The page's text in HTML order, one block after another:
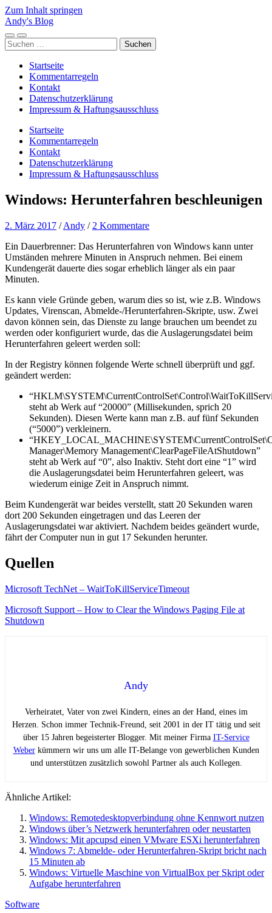
Zum Inhalt springen
Andy's Blog
Mobile-
Menü
Suchfeld
ein-/ausblenden
Suchen
nach:
Startseite
Kommentarregeln
Kontakt
Datenschutzerklärung
Impressum & Haftungsausschluss
Startseite
Kommentarregeln
Kontakt
Datenschutzerklärung
Impressum & Haftungsausschluss
Windows: Herunterfahren beschleunigen
2. März 2017 /Andy / 2 Kommentare
Ein Dauerbrenner: Das Herunterfahren von Windows kann unter
Umständen mehrere Minuten in Anspruch nehmen. Bei einem
Kundengerät dauerte dies sogar erheblich länger als ein paar
Minuten.
Es kann viele Gründe geben, warum dies so ist, wie z.B. Windows
Updates, Virenscan, Abmelde-/Herunterfahren-Skripte, usw. Zwei
davon können sein, das Dienste zu lange brauchen um beendet zu
werden oder konfiguriert wurde, das die Auslagerungsdatei beim
Herunterfahren geleert werden soll:
In der Registry können folgende Werte schnell überprüft und ggf.
geändert werden:
steht ab Werk auf “20000” (Millisekunden, sprich 20
Sekunden). Diesen Werte kann man z.B. auf fünf Sekunden
(“5000”) verkleinern.
Manager\Memory Management\ClearPageFileAtShutdown”
steht ab Werk auf “0”, also Inaktiv. Steht dort eine “1” wird
die Auslagerungsdatei beim Herunterfahren geleert, was
wiederum einige Zeit in Anspruch nimmt.
Beim Kundengerät war beides verstellt, statt 20 Sekunden waren
dort 200 Sekunden eingetragen und das Leeren der
Auslagerungsdatei war aktiviert. Nachdem beides geändert wurde,
fährt der Computer nun in gut 17 Sekunden herunter.
Quellen
Microsoft TechNet – WaitToKillServiceTimeout
Microsoft Support – How to Clear the Windows Paging File at
Shutdown
Andy
Verheiratet, Vater von zwei Kindern, eines an der Hand, eines im
Herzen. Schon immer Technik-Freund, seit 2001 in der IT tätig und seit
über 15 Jahren begeisterter Blogger. Mit meiner Firma IT-Service
Weberkümmern wir uns um alle IT-Belange von gewerblichen Kunden
und unterstützen zusätzlich sowohl Partner als auch Kollegen.
Ähnliche Artikel:
Windows: Remotedesktopverbindung ohne Kennwort nutzen
Windows über’s Netzwerk herunterfahren oder neustarten
Windows: Mit apcupsd einen VMware ESXi herunterfahren
Windows 7: Abmelde- oder Herunterfahren-Skript bricht nach
15 Minuten ab
Windows: Virtuelle Maschine von VirtualBox per Skript oder
Aufgabe herunterfahren
Software